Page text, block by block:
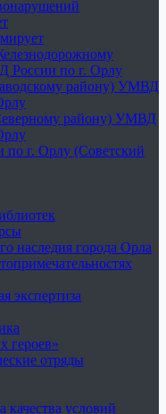
России по г. Орлу
району) УМВД
району) УМВД
г. Орлу (Советский
наследия города Орла
экспертиза
героев»
отряды
качества условий